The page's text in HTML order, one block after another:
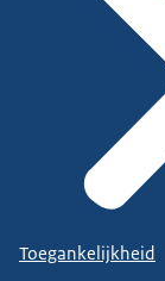
Toegankelijkheid